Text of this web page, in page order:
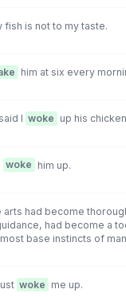
fish is not to my taste.
him at six every
I woke up his
woke him up.
arts had become
had become a
base instincts of
woke me up.